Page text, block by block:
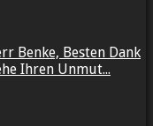
Benke, Besten Dank
Ihren Unmut...